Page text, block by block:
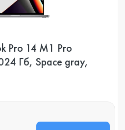
Pro 14 M1 Pro
Гб, Space gray,